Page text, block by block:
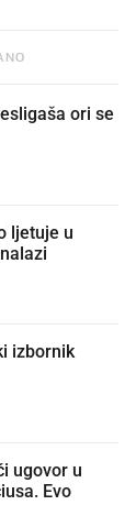
izbornik
ugovor u
Evo